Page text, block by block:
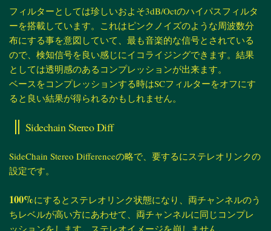
フィルターとしては珍しいおよそ3dB/Octのハイパスフィルタ
ーを搭載しています。これはピンクノイズのような周波数分
布にする事を意図していて、最も音楽的な信号とされている
ので、検知信号を良い感じにイコライジングできます。結果
としては透明感のあるコンプレッションが出来ます。
ベースをコンプレッションする時はSCフィルターをオフにす
ると良い結果が得られるかもしれません。
Sidechain Stereo Diff
SideChain Stereo Differenceの略で、要するにステレオリンクの
設定です。
100%にするとステレオリンク状態になり、両チャンネルのう
ちレベルが高い方にあわせて、両チャンネルに同じコンプレ
ッションをします。ステレオイメージを崩しません。